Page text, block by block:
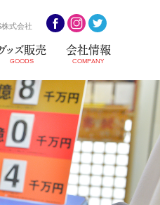
式会社
ッズ販売
GOODS
会社情報
COMPANY